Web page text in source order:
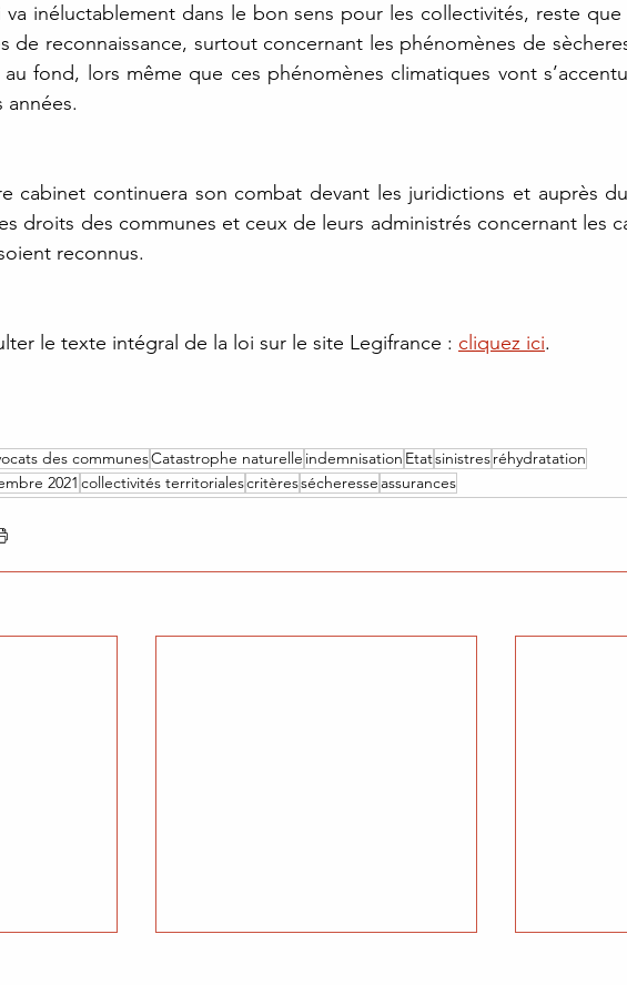
va inéluctablement dans le bon sens pour les collectivités, reste
de reconnaissance, surtout concernant les phénomènes de
fond, lors même que ces phénomènes climatiques vont
années.
cabinet continuera son combat devant les juridictions et auprès
droits des communes et ceux de leurs administrés concernant les
reconnus.
le texte intégral de la loi sur le site Legifrance : cliquez ici.
des communesCatastrophe naturelle indemnisation Etatsinistresréhydratation
2021 collectivités territorialescritèressécheresse assurances